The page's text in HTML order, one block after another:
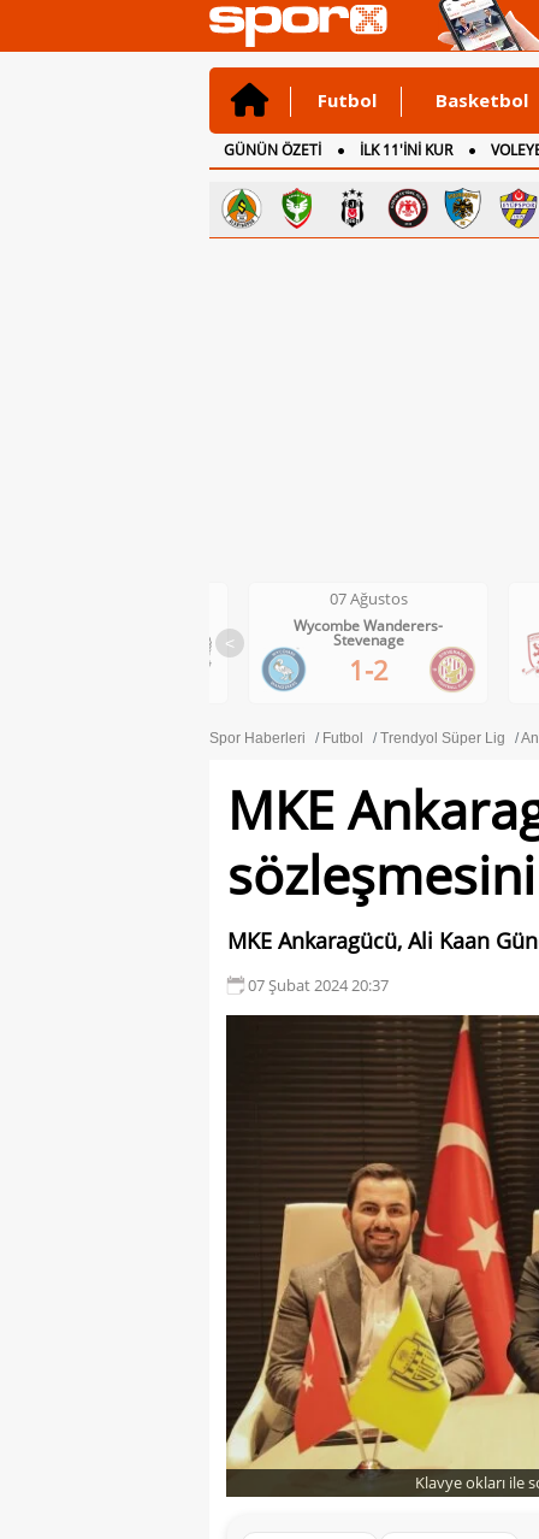
Futbol Basketbol
GÜNÜN ÖZETİ İLK 11'İNİ KUR
CANLI ANLATIM
İNGİLTERE
<
07 Ağustos
Middlesbrough-Wrexham
1-0
Spor Haberleri Futbol Trendyol Süper Lig
MKE
MKE Ankaragücü, Ali Kaan
07 Şubat 2024 20:37
Klavye okları ile